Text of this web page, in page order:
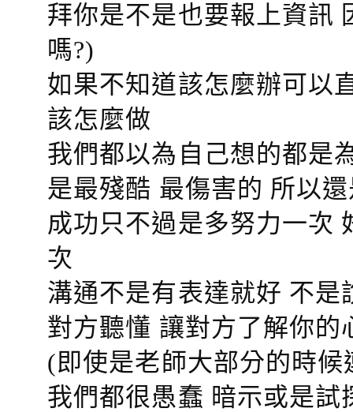
拜你是不是也要報上資訊
嗎?)
如果不知道該怎麼辦可以
該怎麼做
我們都以為自己想的都是
是最殘酷 最傷害的 所以
成功只不過是多努力一次
次
溝通不是有表達就好 不
對方聽懂 讓對方了解你
(即使是老師大部分的時候
我們都很愚蠢 暗示或是